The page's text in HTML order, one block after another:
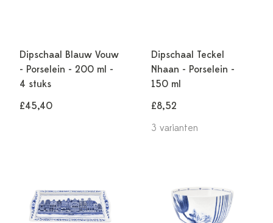
Dipschaal Blauw Vouw
- Porselein - 200 ml -
4 stuks
£45,40
Dipschaal Teckel
Nhaan - Porselein -
150 ml
£8,52
3 varianten